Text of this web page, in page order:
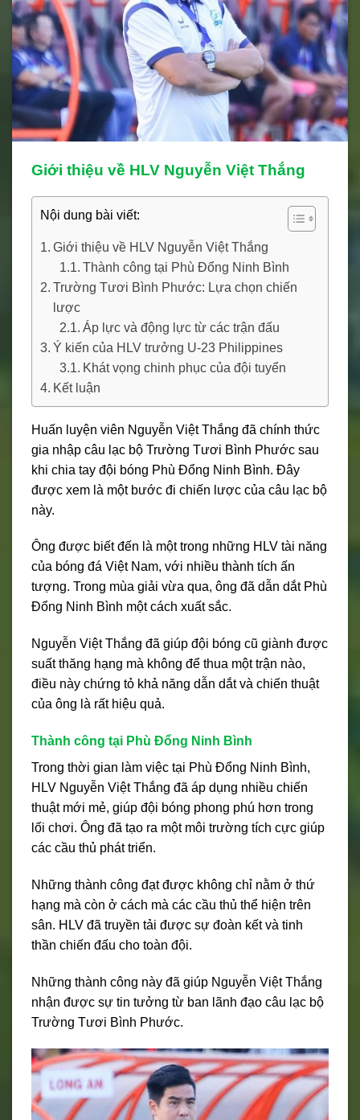
Giới thiệu về HLV Nguyễn Việt Thắng
Nội dung bài viết:
Giới thiệu về HLV Nguyễn Việt Thắng
Thành công tại Phù Đổng Ninh Bình
Trường Tươi Bình Phước: Lựa chọn chiến
lược
Áp lực và động lực từ các trận đấu
Ý kiến của HLV trưởng U-23 Philippines
Khát vọng chinh phục của đội tuyển
Kết luận
Huấn luyện viên Nguyễn Việt Thắng đã chính thức
gia nhập câu lạc bộ Trường Tươi Bình Phước sau
khi chia tay đội bóng Phù Đổng Ninh Bình. Đây
được xem là một bước đi chiến lược của câu lạc bộ
này.
Ông được biết đến là một trong những HLV tài năng
của bóng đá Việt Nam, với nhiều thành tích ấn
tượng. Trong mùa giải vừa qua, ông đã dẫn dắt Phù
Đổng Ninh Bình một cách xuất sắc.
Nguyễn Việt Thắng đã giúp đội bóng cũ giành được
suất thăng hạng mà không để thua một trận nào,
điều này chứng tỏ khả năng dẫn dắt và chiến thuật
của ông là rất hiệu quả.
Thành công tại Phù Đổng Ninh Bình
Trong thời gian làm việc tại Phù Đổng Ninh Bình,
HLV Nguyễn Việt Thắng đã áp dụng nhiều chiến
thuật mới mẻ, giúp đội bóng phong phú hơn trong
lối chơi. Ông đã tạo ra một môi trường tích cực giúp
các cầu thủ phát triển.
Những thành công đạt được không chỉ nằm ở thứ
hạng mà còn ở cách mà các cầu thủ thể hiện trên
sân. HLV đã truyền tải được sự đoàn kết và tinh
thần chiến đấu cho toàn đội.
Những thành công này đã giúp Nguyễn Việt Thắng
nhận được sự tin tưởng từ ban lãnh đạo câu lạc bộ
Trường Tươi Bình Phước.